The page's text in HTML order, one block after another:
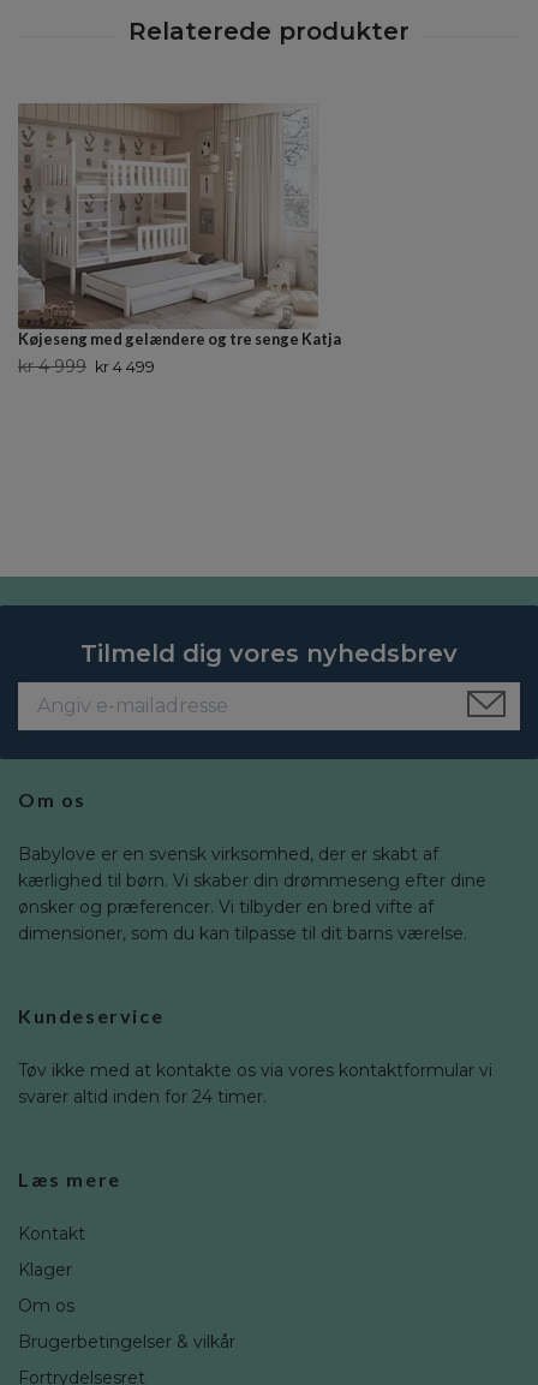
Køjeseng med gelændere og tre senge Katja
kr 4 999 kr 4 499
Tilmeld dig vores nyhedsbrev
Om os
Babylove er en svensk virksomhed, der er skabt af
kærlighed til børn. Vi skaber din drømmeseng efter dine
ønsker og præferencer. Vi tilbyder en bred vifte af
dimensioner, som du kan tilpasse til dit barns værelse.
Kundeservice
Tøv ikke med at kontakte os via vores kontaktformular vi
svarer altid inden for 24 timer.
Læs mere
Kontakt
Klager
Om os
Brugerbetingelser & vilkår
Fortrydelsesret